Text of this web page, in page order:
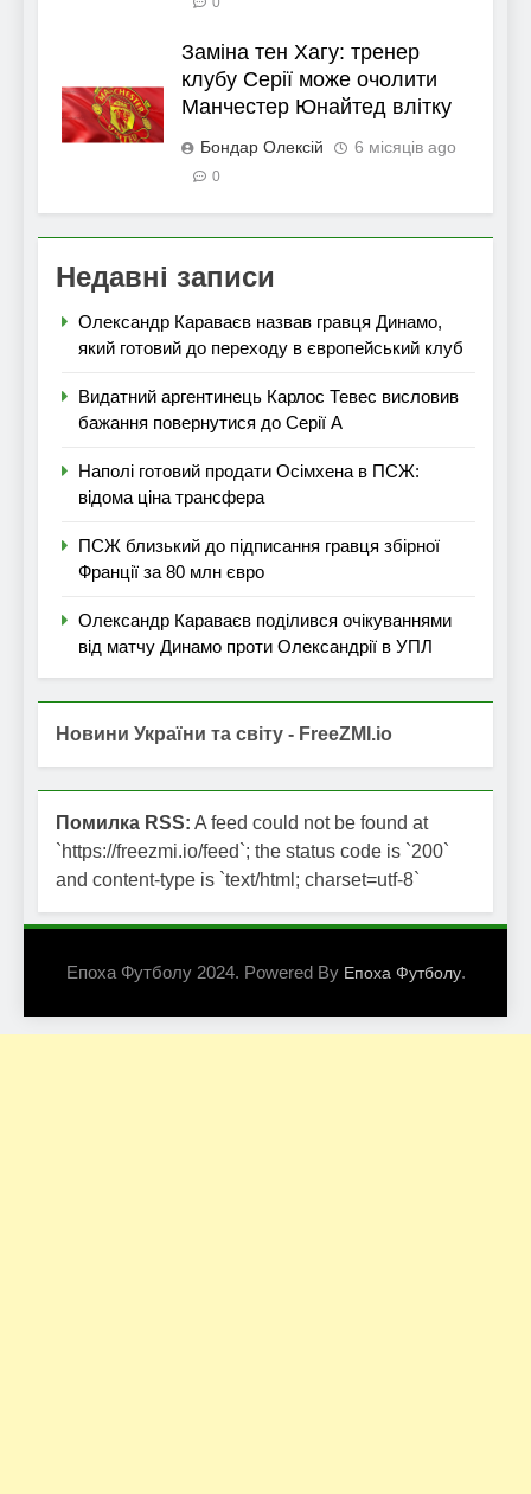
Заміна тен Хагу: тренер
клубу Серії може очолити
Манчестер Юнайтед влітку
Бондар Олексій 6 місяців ago
0
Недавні записи
Олександр Караваєв назвав гравця Динамо,
який готовий до переходу в європейський клуб
Видатний аргентинець Карлос Тевес висловив
бажання повернутися до Серії А
Наполі готовий продати Осімхена в ПСЖ:
відома ціна трансфера
ПСЖ близький до підписання гравця збірної
Франції за 80 млн євро
Олександр Караваєв поділився очікуваннями
від матчу Динамо проти Олександрії в УПЛ
Новини України та світу - FreeZMI.io
Помилка RSS: A feed could not be found at
`https://freezmi.io/feed`; the status code is `200`
and content-type is `text/html; charset=utf-8`
Епоха Футболу 2024. Powered By Епоха Футболу.